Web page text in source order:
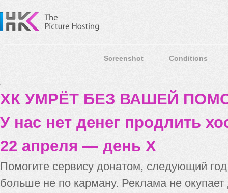
Screenshot Conditions
ХК УМРЁТ БЕЗ ВАШЕЙ
У нас нет денег продлить
22 апреля — день X
Помогите сервису донатом, следующий
больше не по карману. Реклама не